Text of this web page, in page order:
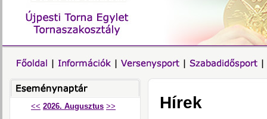
<< 2026. Augusztus >> Hírek